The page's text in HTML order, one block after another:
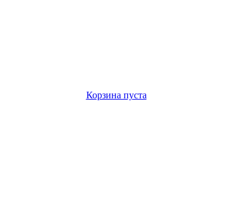
Корзина пуста